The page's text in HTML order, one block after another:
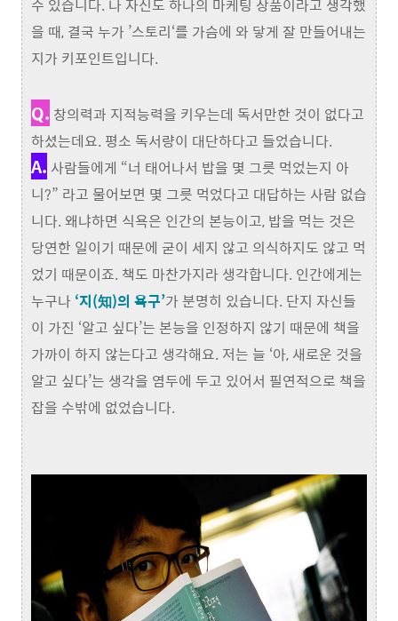
수 있습니다. 나 자신도 하나의 마케팅 상품이라고 생각했
을 때, 결국 누가 ’스토리‘를 가슴에 와 닿게 잘 만들어내는
지가 키포인트입니다.
Q. 창의력과 지적능력을 키우는데 독서만한 것이 없다고
하셨는데요. 평소 독서량이 대단하다고 들었습니다.
A. 사람들에게 “너 태어나서 밥을 몇 그릇 먹었는지 아
니?” 라고 물어보면 몇 그릇 먹었다고 대답하는 사람 없습
니다. 왜냐하면 식욕은 인간의 본능이고, 밥을 먹는 것은
당연한 일이기 때문에 굳이 세지 않고 의식하지도 않고 먹
었기 때문이죠. 책도 마찬가지라 생각합니다. 인간에게는
누구나 ‘지(知)의 욕구’가 분명히 있습니다. 단지 자신들
이 가진 ‘알고 싶다’는 본능을 인정하지 않기 때문에 책을
가까이 하지 않는다고 생각해요. 저는 늘 ‘아, 새로운 것을
알고 싶다’는 생각을 염두에 두고 있어서 필연적으로 책을
잡을 수밖에 없었습니다.